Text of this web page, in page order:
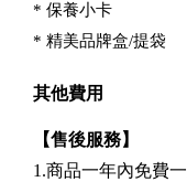
* 保養小卡
* 精美品牌盒/提袋
其他費用
【售後服務】
1.商品一年內免費